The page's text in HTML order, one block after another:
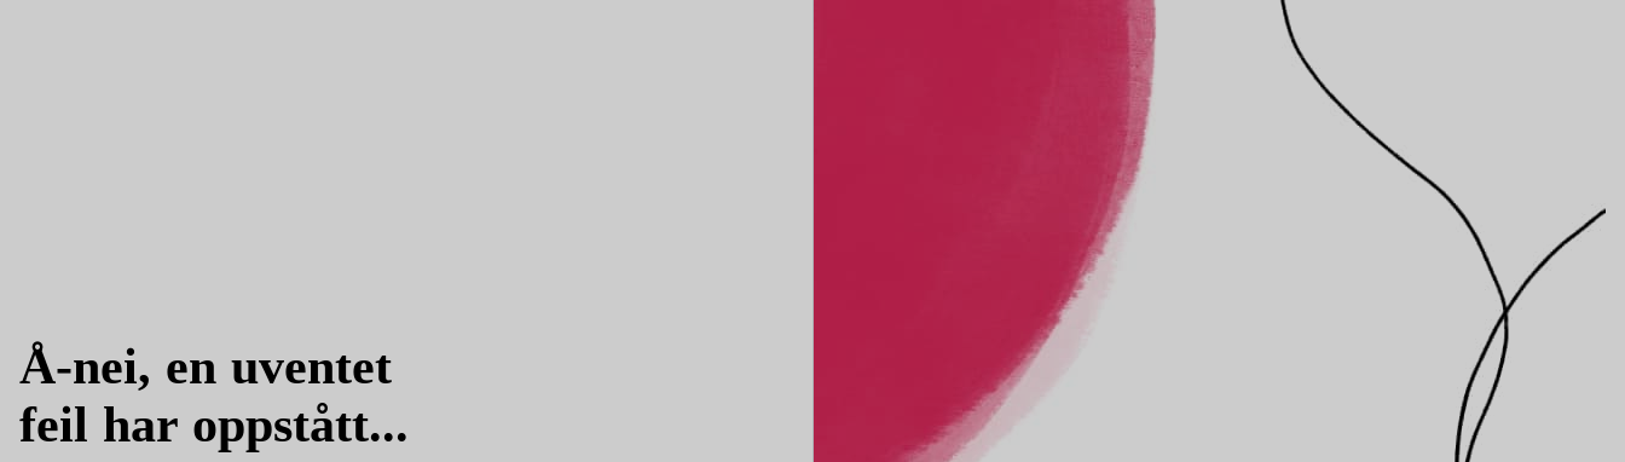
Å-nei, en uventet
feil har oppstått...